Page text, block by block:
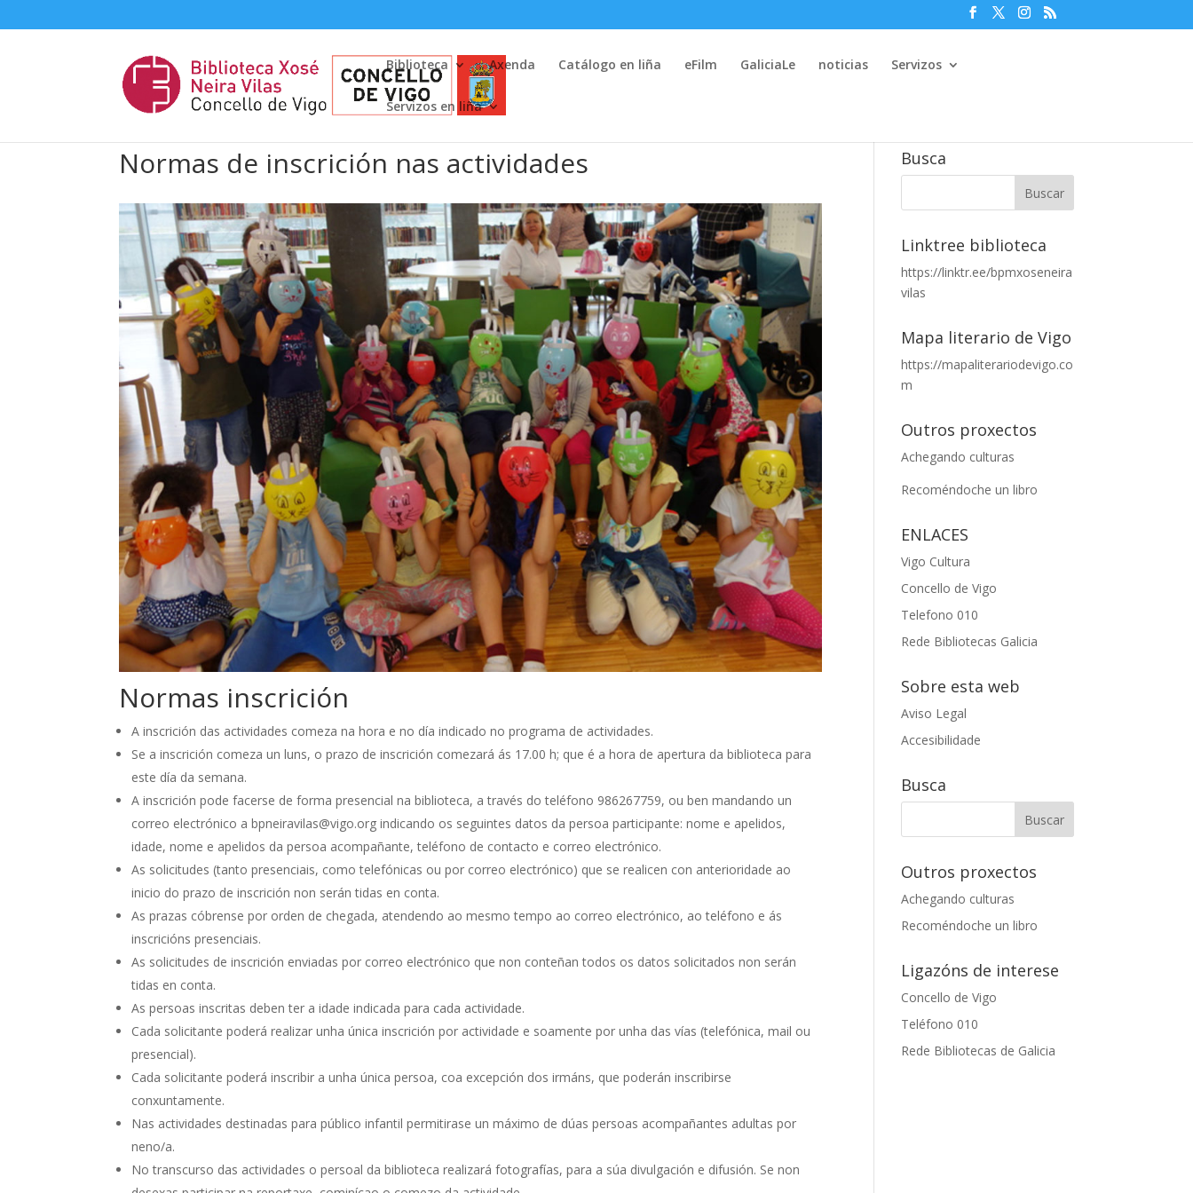
Biblioteca Axenda Catálogo en liña eFilm GaliciaLe noticias Servizos
Servizos en liña
Normas de inscrición nas actividades
Normas inscrición
A inscrición das actividades comeza na hora e no día indicado no programa de actividades.
Se a inscrición comeza un luns, o prazo de inscrición comezará ás 17.00 h; que é a hora de apertura da biblioteca para
este día da semana.
A inscrición pode facerse de forma presencial na biblioteca, a través do teléfono 986267759, ou ben mandando un
correo electrónico a bpneiravilas@vigo.org indicando os seguintes datos da persoa participante: nome e apelidos,
idade, nome e apelidos da persoa acompañante, teléfono de contacto e correo electrónico.
As solicitudes (tanto presenciais, como telefónicas ou por correo electrónico) que se realicen con anterioridade ao
inicio do prazo de inscrición non serán tidas en conta.
As prazas cóbrense por orden de chegada, atendendo ao mesmo tempo ao correo electrónico, ao teléfono e ás
inscricións presenciais.
As solicitudes de inscrición enviadas por correo electrónico que non conteñan todos os datos solicitados non serán
tidas en conta.
As persoas inscritas deben ter a idade indicada para cada actividade.
Cada solicitante poderá realizar unha única inscrición por actividade e soamente por unha das vías (telefónica, mail ou
presencial).
Cada solicitante poderá inscribir a unha única persoa, coa excepción dos irmáns, que poderán inscribirse
conxuntamente.
Nas actividades destinadas para público infantil permitirase un máximo de dúas persoas acompañantes adultas por
neno/a.
No transcurso das actividades o persoal da biblioteca realizará fotografías, para a súa divulgación e difusión. Se non
Busca
Linktree biblioteca
https://linktr.ee/bpmxoseneira
vilas
Mapa literario de Vigo
https://mapaliterariodevigo.co
m
Outros proxectos
Achegando culturas
Recoméndoche un libro
ENLACES
Vigo Cultura
Concello de Vigo
Telefono 010
Rede Bibliotecas Galicia
Sobre esta web
Aviso Legal
Accesibilidade
Busca
Outros proxectos
Achegando culturas
Recoméndoche un libro
Ligazóns de interese
Concello de Vigo
Teléfono 010
Rede Bibliotecas de Galicia